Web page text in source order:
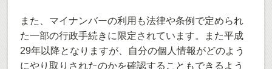
また、マイナンバーの利用も法律や条例で定められ
た一部の行政手続きに限定されています。また平成
29年以降となりますが、自分の個人情報がどのよう
にやり取りされたのかを確認することもできるよう